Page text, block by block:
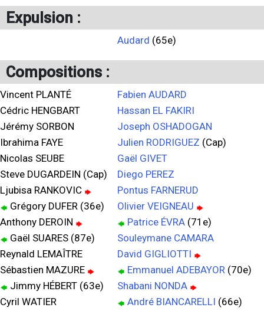
Expulsion :
Audard (65e)
Compositions :
Vincent PLANTÉ
Cédric HENGBART
Jérémy SORBON
Ibrahima FAYE
Nicolas SEUBE
Steve DUGARDEIN (Cap)
Ljubisa RANKOVIC
Grégory DUFER (36e)
Anthony DEROIN
Gaël SUARES (87e)
Reynald LEMAÎTRE
Sébastien MAZURE
Jimmy HÉBERT (63e)
Cyril WATIER
Fabien AUDARD
Hassan EL FAKIRI
Joseph OSHADOGAN
Julien RODRIGUEZ (Cap)
Gaël GIVET
Diego PEREZ
Pontus FARNERUD
Olivier VEIGNEAU
Patrice ÉVRA(71e)
Souleymane CAMARA
David GIGLIOTTI
Emmanuel ADEBAYOR(70e)
Shabani NONDA
André BIANCARELLI (66e)